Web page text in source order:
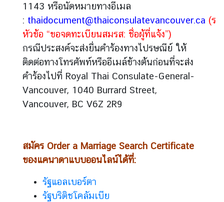
1143 หรือนัดหมายทางอีเมล
: thaidocument@thaiconsulatevancouver.ca (ระ
หัวข้อ “ขอจดทะเบียนสมรส: ชื่อผู้ที่แจ้ง”)
กรณีประสงค์จะส่งยื่นคำร้องทางไปรษณีย์ ให้
ติดต่อทางโทรศัพท์หรืออีเมล์ข้างต้นก่อนที่จะส่ง
คำร้องไปที่ Royal Thai Consulate-General-
Vancouver, 1040 Burrard Street,
Vancouver, BC V6Z 2R9
สมัคร Order a Marriage Search Certificate
ของแคนาดาแบบออนไลน์ได้ที่:
รัฐแอลเบอร์ตา
รัฐบริติชโคลัมเบีย